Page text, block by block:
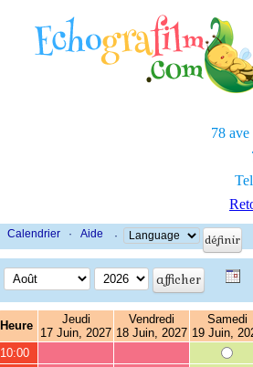
78 ave
Calendrier · Aide ·
Heure
Jeudi
17 Juin, 2027
Vendredi
18 Juin, 2027
Samedi
19 Juin,
10:00